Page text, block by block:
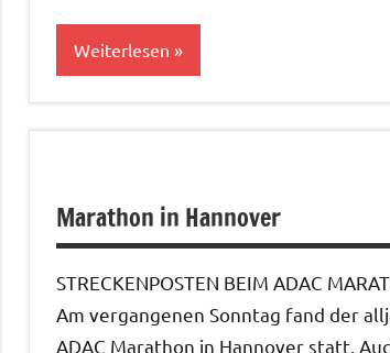
Weiterlesen
Marathon in Hannover
STRECKENPOSTEN BEIM ADAC
Am vergangenen Sonntag fand der
ADAC Marathon in Hannover statt.